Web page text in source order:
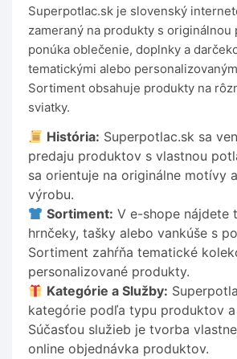
Superpotlac.sk je slovenský
zameraný na produkty s originálnou
ponúka oblečenie, doplnky a
tematickými alebo
Sortiment obsahuje produkty na
sviatky.
História: Superpotlac.sk sa
predaju produktov s vlastnou
sa orientuje na originálne motívy
výrobu.
Sortiment: V e-shope nájdete
hrnčeky, tašky alebo vankúše s
Sortiment zahŕňa tematické
personalizované produkty.
Kategórie a Služby:
kategórie podľa typu produktov
Súčasťou služieb je tvorba
online objednávka produktov.